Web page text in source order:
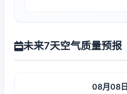
未来7天空气质量预报
08月08日